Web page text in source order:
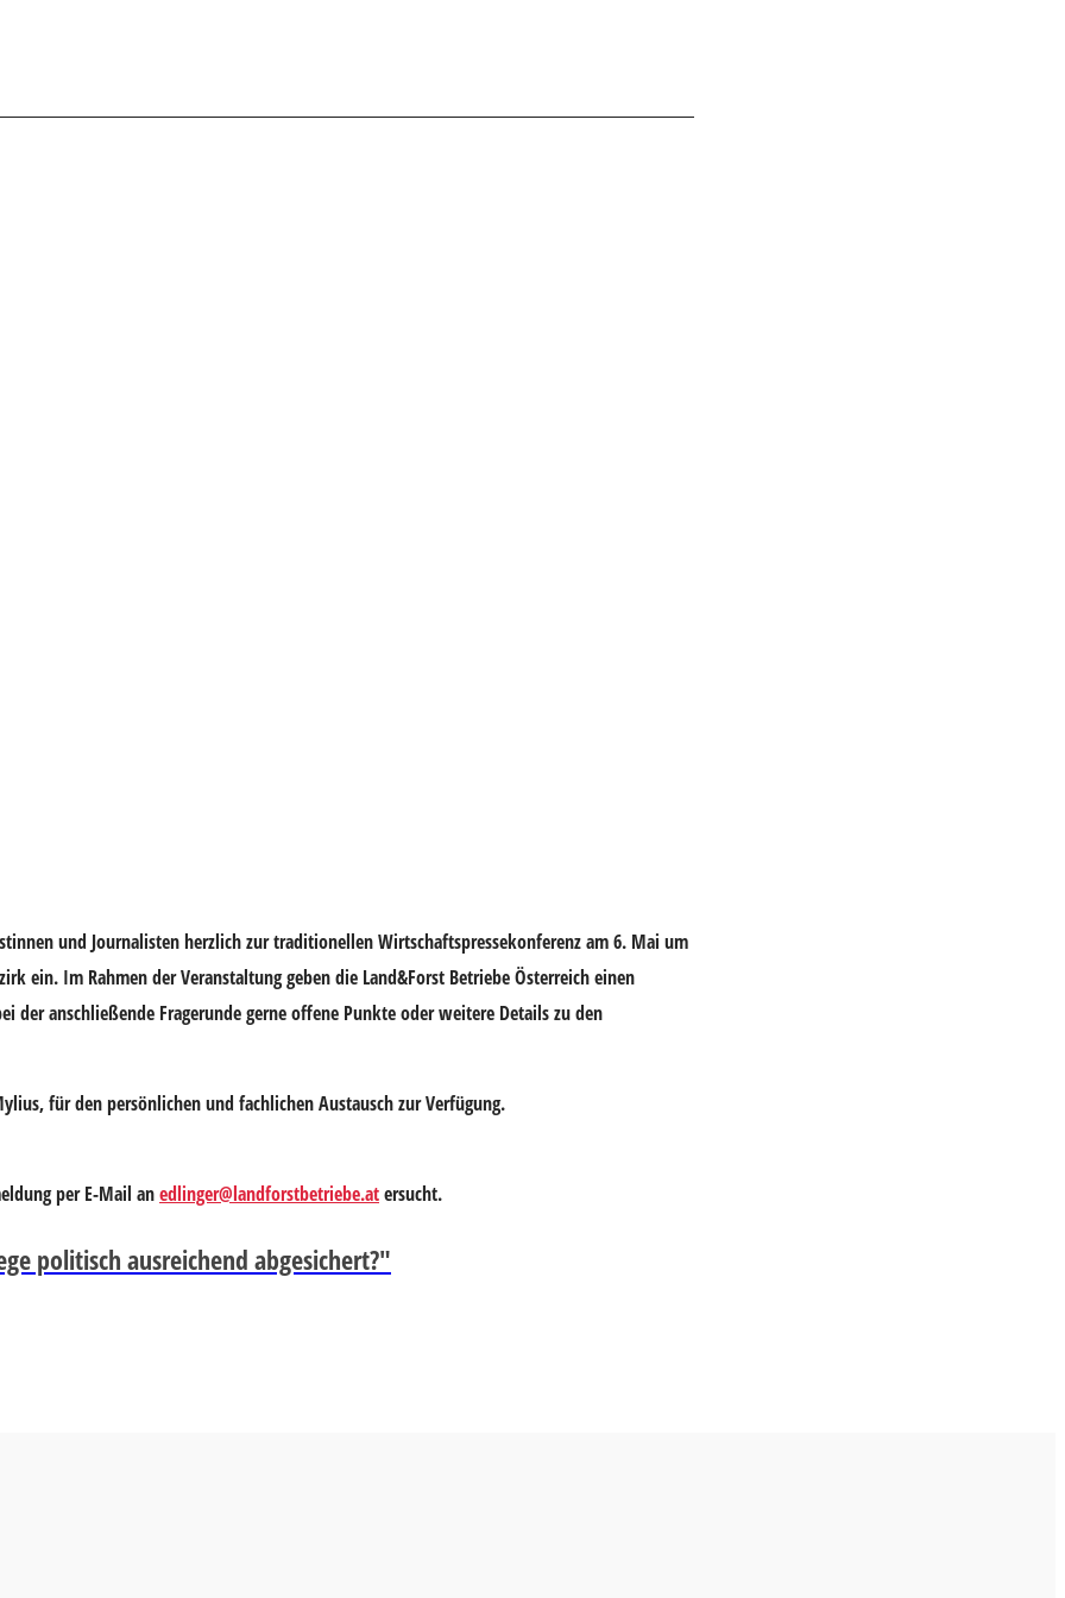
und Journalisten herzlich zur traditionellen Wirtschaftspressekonferenz am 6. Mai um
ein. Im Rahmen der Veranstaltung geben die Land&Forst Betriebe Österreich einen
anschließende Fragerunde gerne offene Punkte oder weitere Details zu den
, für den persönlichen und fachlichen Austausch zur Verfügung.
per E-Mail anedlinger@landforstbetriebe.atersucht.
politisch ausreichend abgesichert?"